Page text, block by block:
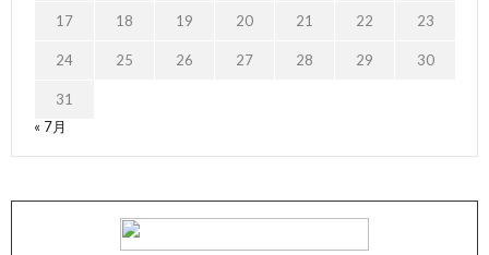
17 18 19 20 21 22 23
24 25 26 27 28 29 30
31
« 7月